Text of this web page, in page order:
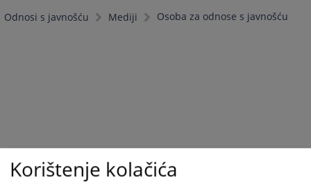
Odnosi s javnošću Mediji Osoba za odnose s javnošću
Korištenje kolačića